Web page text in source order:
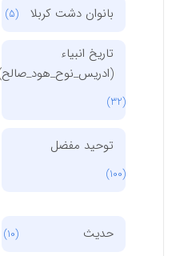
بانوان دشت کربلا (5)
تاریخ انبیاء
(ادریس_نوح_هود_صالح)
توحید مفضل
حدیث